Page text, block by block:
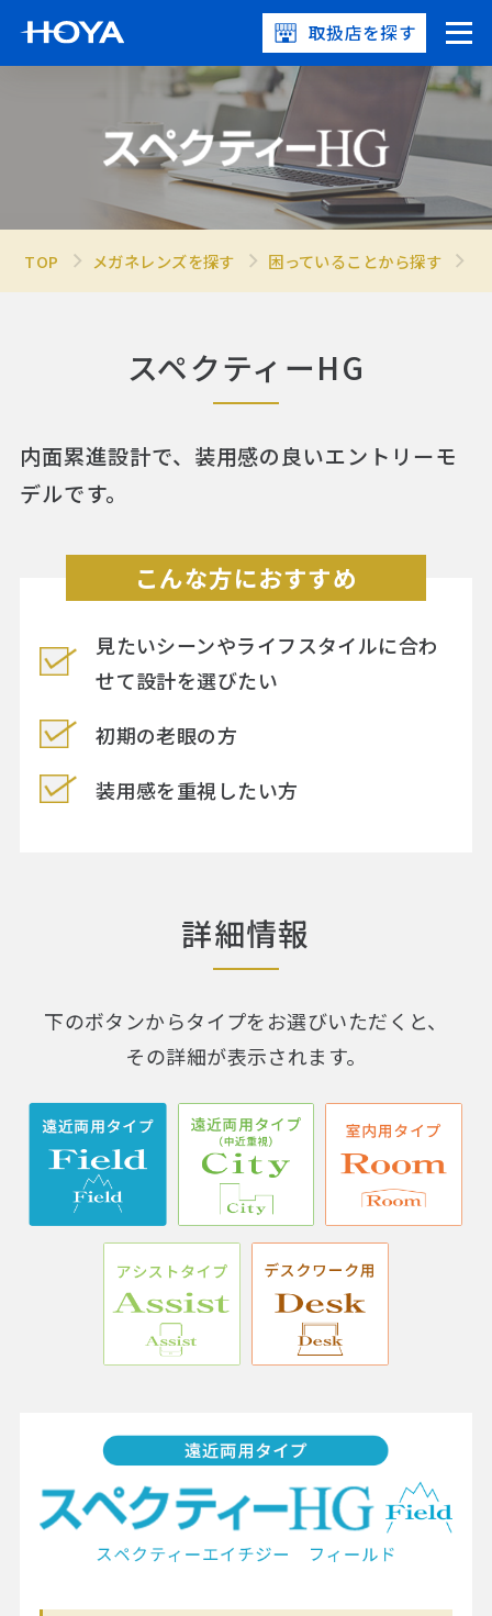
取扱店を探す
TOP メガネレンズを探す 困っていることから探す
スペクティーHG
内面累進設計で、装用感の良いエントリーモ
デルです。
こんな方におすすめ
見たいシーンやライフスタイルに合わ
せて設計を選びたい
初期の老眼の方
装用感を重視したい方
詳細情報
下のボタンからタイプをお選びいただくと、
その詳細が表示されます。